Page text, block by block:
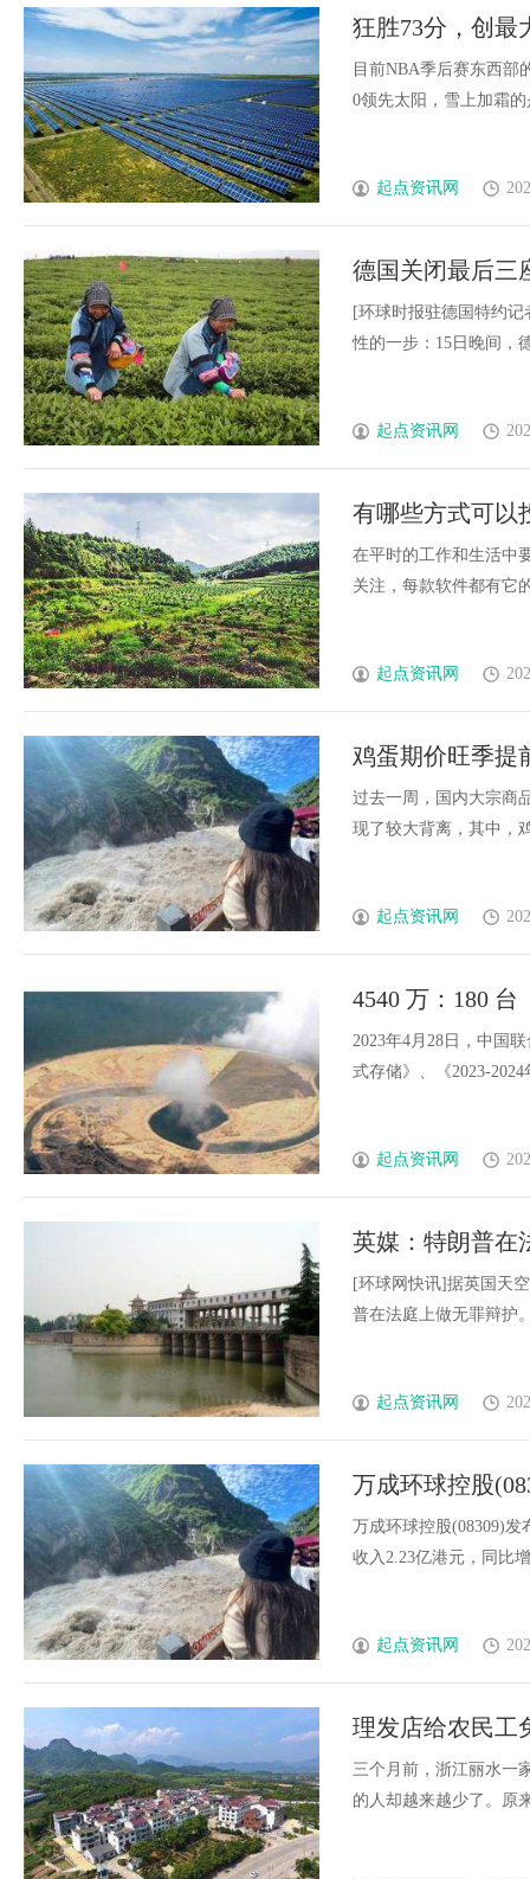
狂胜73分，创最
实太狂妄了
目前NBA季后赛东西部
0领先太阳，雪上加霜
起点资讯网
德国关闭最后三
[环球时报驻德国特约
性的一步：15日晚间，
起点资讯网
有哪些方式可以
在平时的工作和生活中
关注，每款软件都有它
起点资讯网
鸡蛋期价旺季提
过去一周，国内大宗商
现了较大背离，其中，
起点资讯网
4540 万：180
2023年4月28日，中国
式存储》、《2023-
起点资讯网
英媒：特朗普在
[环球网快讯]据英国天
普在法庭上做无罪辩护
起点资讯网
万成环球控股
万港元 同比减少
万成环球控股(08309)发
收入2.23亿港元，同比
起点资讯网
理发店给农民工
三个月前，浙江丽水一
的人却越来越少了。原